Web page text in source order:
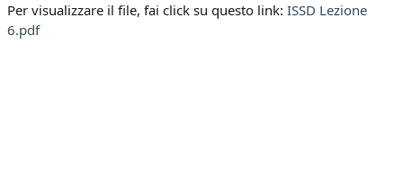
Per visualizzare il file, fai click su questo link: ISSD Lezione
6.pdf